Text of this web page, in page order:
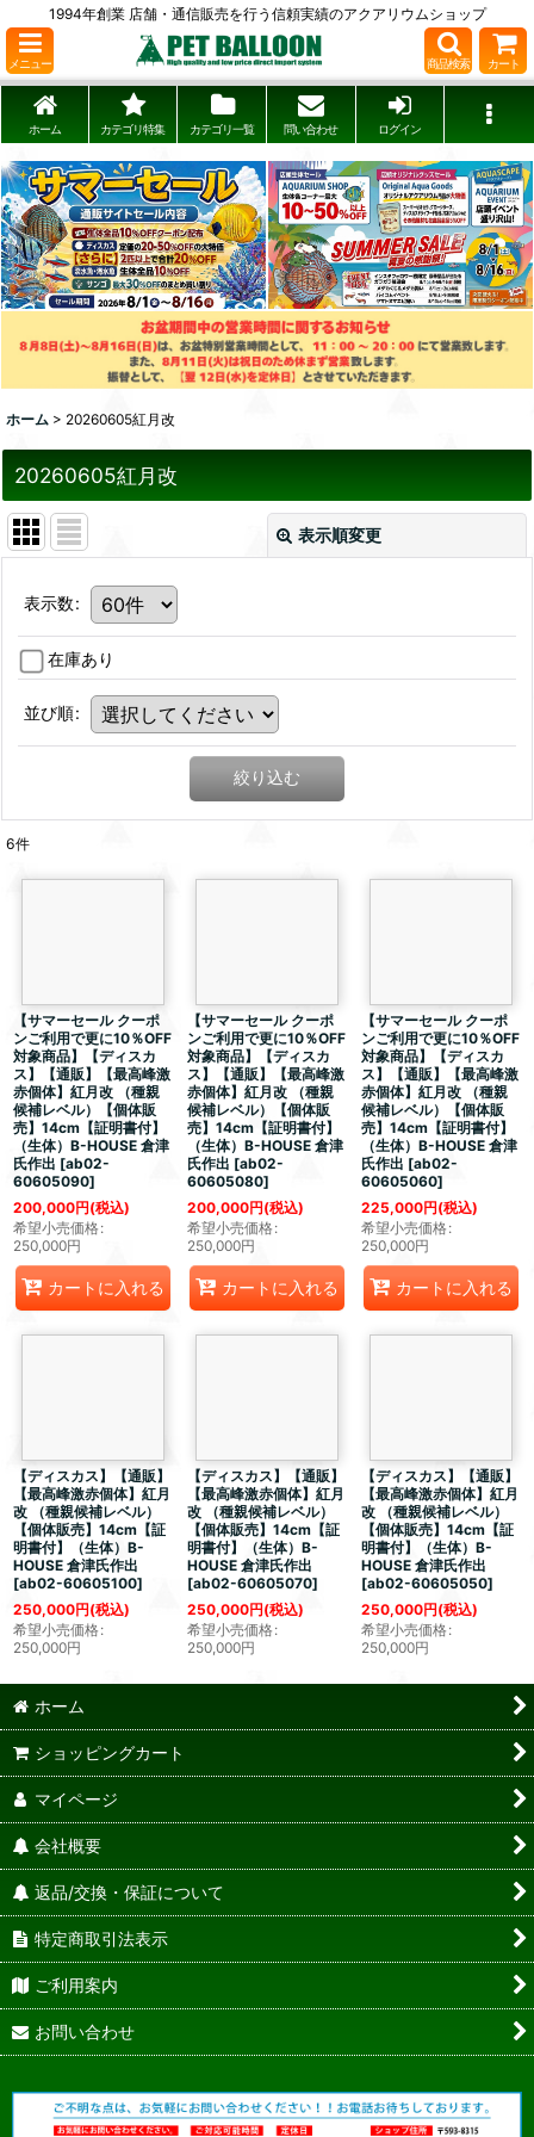
1994年創業 店舗・通信販売を行う信頼実績のアクアリウムショップ
メニュー 商品検索 カート
ホーム カテゴリ特集 カテゴリ一覧 問い合わせ ログイン
ホーム > 20260605紅月改
20260605紅月改
表示順変更
表示数:
在庫あり
並び順:
絞り込む
6件
【サマーセール クーポ
ンご利用で更に10％OFF
対象商品】【ディスカ
ス】【通販】【最高峰激
赤個体】紅月改 （種親
候補レベル）【個体販
売】14cm【証明書付】
（生体）B-HOUSE 倉津
氏作出 [ab02-
60605090]
200,000円(税込)
希望小売価格:
250,000円
カートに入れる
【サマーセール クーポ
ンご利用で更に10％OFF
対象商品】【ディスカ
ス】【通販】【最高峰激
赤個体】紅月改 （種親
候補レベル）【個体販
売】14cm【証明書付】
（生体）B-HOUSE 倉津
氏作出 [ab02-
60605080]
200,000円(税込)
希望小売価格:
250,000円
カートに入れる
【サマーセール クーポ
ンご利用で更に10％OFF
対象商品】【ディスカ
ス】【通販】【最高峰激
赤個体】紅月改 （種親
候補レベル）【個体販
売】14cm【証明書付】
（生体）B-HOUSE 倉津
氏作出 [ab02-
60605060]
225,000円(税込)
希望小売価格:
250,000円
カートに入れる
【ディスカス】【通販】
【最高峰激赤個体】紅月
改 （種親候補レベル）
【個体販売】14cm【証
明書付】（生体）B-
HOUSE 倉津氏作出
[ab02-60605100]
250,000円(税込)
希望小売価格:
250,000円
【ディスカス】【通販】
【最高峰激赤個体】紅月
改 （種親候補レベル）
【個体販売】14cm【証
明書付】（生体）B-
HOUSE 倉津氏作出
[ab02-60605070]
250,000円(税込)
希望小売価格:
250,000円
【ディスカス】【通販】
【最高峰激赤個体】紅月
改 （種親候補レベル）
【個体販売】14cm【証
明書付】（生体）B-
HOUSE 倉津氏作出
[ab02-60605050]
250,000円(税込)
希望小売価格:
250,000円
ホーム
ショッピングカート
マイページ
会社概要
返品/交換・保証について
特定商取引法表示
ご利用案内
お問い合わせ